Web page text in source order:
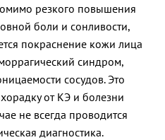
резкого повышения
боли и сонливости,
покраснение кожи лица
синдром,
сосудов. Это
от КЭ и болезни
не всегда проводится
диагностика.